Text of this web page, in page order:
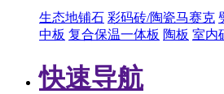
生态地铺石 彩码砖/陶瓷马赛克
中板 复合保温一体板 陶板 室内
快速导航